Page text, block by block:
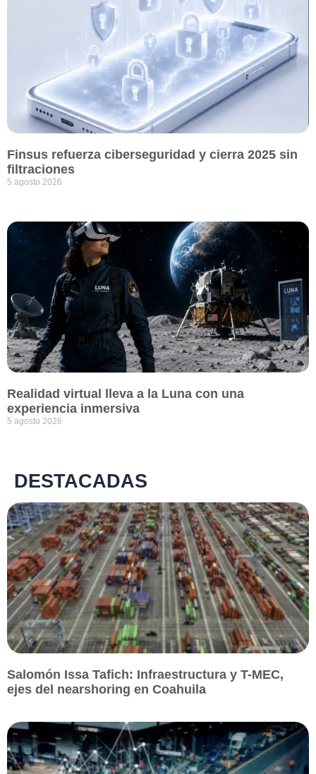
Finsus refuerza ciberseguridad y cierra 2025 sin
filtraciones
5 agosto 2026
Realidad virtual lleva a la Luna con una
experiencia inmersiva
5 agosto 2026
DESTACADAS
Salomón Issa Tafich: Infraestructura y T-MEC,
ejes del nearshoring en Coahuila